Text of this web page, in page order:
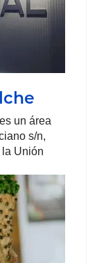
es un área
s/n,
Unión